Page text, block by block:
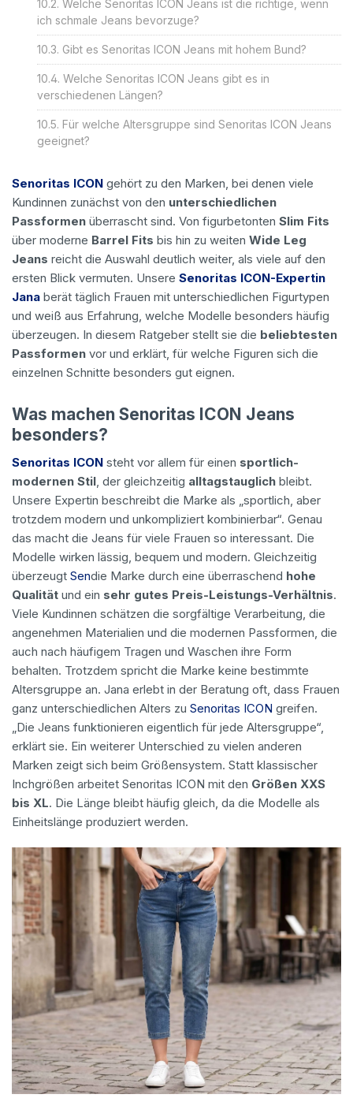
Welche Senoritas ICON Jeans ist die richtige, wenn
ich schmale Jeans bevorzuge?
Gibt es Senoritas ICON Jeans mit hohem Bund?
Welche Senoritas ICON Jeans gibt es in
verschiedenen Längen?
Für welche Altersgruppe sind Senoritas ICON Jeans
geeignet?
Senoritas ICON gehört zu den Marken, bei denen viele
Kundinnen zunächst von den unterschiedlichen
Passformen überrascht sind. Von figurbetonten Slim Fits
über moderne Barrel Fits bis hin zu weiten Wide Leg
Jeans reicht die Auswahl deutlich weiter, als viele auf den
ersten Blick vermuten. Unsere Senoritas ICON-Expertin
Jana berät täglich Frauen mit unterschiedlichen Figurtypen
und weiß aus Erfahrung, welche Modelle besonders häufig
überzeugen. In diesem Ratgeber stellt sie die beliebtesten
Passformen vor und erklärt, für welche Figuren sich die
einzelnen Schnitte besonders gut eignen.
Was machen Senoritas ICON Jeans
besonders?
Senoritas ICON steht vor allem für einen sportlich-
modernen Stil , der gleichzeitig alltagstauglich bleibt.
Unsere Expertin beschreibt die Marke als „sportlich, aber
trotzdem modern und unkompliziert kombinierbar“. Genau
das macht die Jeans für viele Frauen so interessant. Die
Modelle wirken lässig, bequem und modern. Gleichzeitig
überzeugt Sendie Marke durch eine überraschend hohe
Qualität und ein sehr gutes Preis-Leistungs-Verhältnis.
Viele Kundinnen schätzen die sorgfältige Verarbeitung, die
angenehmen Materialien und die modernen Passformen, die
auch nach häufigem Tragen und Waschen ihre Form
behalten. Trotzdem spricht die Marke keine bestimmte
Altersgruppe an. Jana erlebt in der Beratung oft, dass Frauen
ganz unterschiedlichen Alters zu Senoritas ICON greifen.
„Die Jeans funktionieren eigentlich für jede Altersgruppe“,
erklärt sie. Ein weiterer Unterschied zu vielen anderen
Marken zeigt sich beim Größensystem. Statt klassischer
Inchgrößen arbeitet Senoritas ICON mit den Größen XXS
bis XL. Die Länge bleibt häufig gleich, da die Modelle als
Einheitslänge produziert werden.